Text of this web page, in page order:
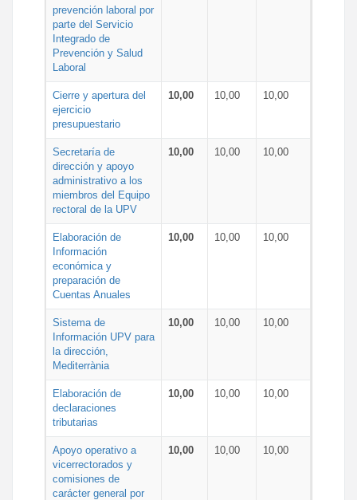
prevención laboral por
parte del Servicio
Integrado de
Prevención y Salud
Laboral
Cierre y apertura del
ejercicio
presupuestario
10,00 10,00 10,00
Secretaría de
dirección y apoyo
administrativo a los
miembros del Equipo
rectoral de la UPV
10,00 10,00 10,00
Elaboración de
Información
económica y
preparación de
Cuentas Anuales
10,00 10,00 10,00
Sistema de
Información UPV para
la dirección,
Mediterrània
10,00 10,00 10,00
Elaboración de
declaraciones
tributarias
10,00 10,00 10,00
Apoyo operativo a
vicerrectorados y
comisiones de
carácter general por
10,00 10,00 10,00